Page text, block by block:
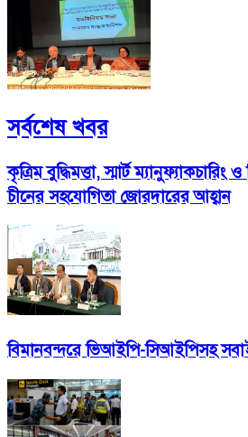
সর্বশেষ খবর
কৃত্রিম বুদ্ধিমত্তা, স্মার্ট ম্যানুফ্যাকচারিং
চীনের সহযোগিতা জোরদারের আহ্বান
বিমানবন্দরে ভিআইপি-সিআইপিসহ